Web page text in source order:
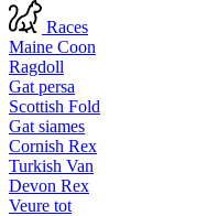
Races
Maine Coon
Ragdoll
Gat persa
Scottish Fold
Gat siames
Cornish Rex
Turkish Van
Devon Rex
Veure tot